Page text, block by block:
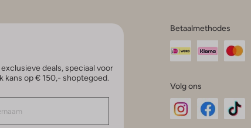
deals, speciaal voor
kans op € 150,- shoptegoed.
Betaalmethodes
Volg ons